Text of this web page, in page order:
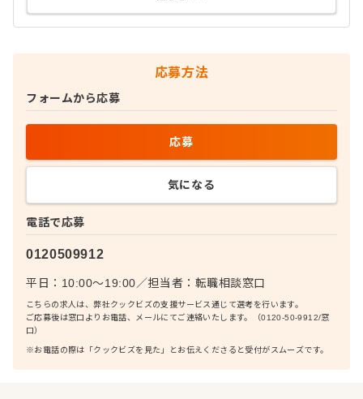
応募方法
電話で応募
0120509912
平日：10:00〜19:00／担当者： 転職相談窓口
こちらの求人は、弊社クックビズの支援サービス通じて選考を行います。
ご応募後は窓口よりお電話、メールにてご連絡いたします。（0120-50-9912/窓
口）
※お電話の際は「クックビズを見た」とお伝えくださると受付がスムーズです。
フォームから応募
応募
気になる